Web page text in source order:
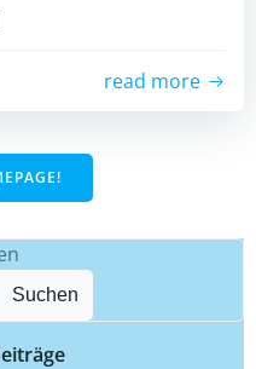
read more
Suchen